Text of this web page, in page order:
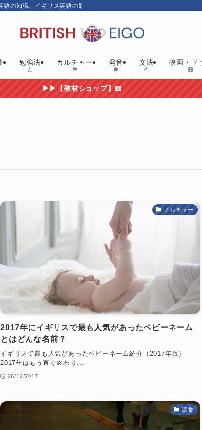
の知識、イギリス英語の勉強にお勧めの英語教材やイギリス映画
勉強法 カルチャー 発音 文法 映画・ド
▶▶【教材ショップ】📖
カルチャー
2017年にイギリスで最も人気があったベビーネーム
とはどんな名前？
イギリスで最も人気があったベビーネーム紹介（2017年版）
2017年はもう直ぐ終わり...
26/12/2017
語彙